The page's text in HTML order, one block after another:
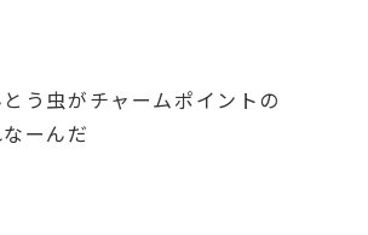
う虫がチャームポイントの
ーんだ